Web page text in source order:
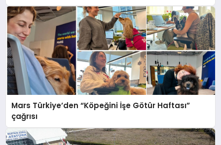
Mars Türkiye’den “Köpeğini İşe Götür Haftası”
çağrısı